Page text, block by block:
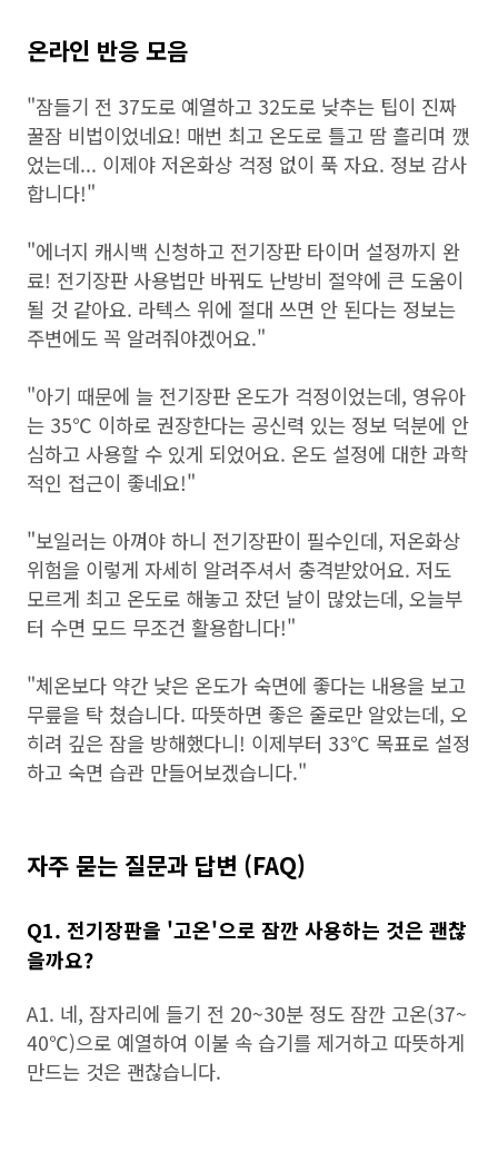
온라인 반응 모음
"잠들기 전 37도로 예열하고 32도로 낮추는 팁이 진짜
꿀잠 비법이었네요! 매번 최고 온도로 틀고 땀 흘리며 깼
었는데... 이제야 저온화상 걱정 없이 푹 자요. 정보 감사
합니다!"
"에너지 캐시백 신청하고 전기장판 타이머 설정까지 완
료! 전기장판 사용법만 바꿔도 난방비 절약에 큰 도움이
될 것 같아요. 라텍스 위에 절대 쓰면 안 된다는 정보는
주변에도 꼭 알려줘야겠어요."
"아기 때문에 늘 전기장판 온도가 걱정이었는데, 영유아
는 35℃ 이하로 권장한다는 공신력 있는 정보 덕분에 안
심하고 사용할 수 있게 되었어요. 온도 설정에 대한 과학
적인 접근이 좋네요!"
"보일러는 아껴야 하니 전기장판이 필수인데, 저온화상
위험을 이렇게 자세히 알려주셔서 충격받았어요. 저도
모르게 최고 온도로 해놓고 잤던 날이 많았는데, 오늘부
터 수면 모드 무조건 활용합니다!"
"체온보다 약간 낮은 온도가 숙면에 좋다는 내용을 보고
무릎을 탁 쳤습니다. 따뜻하면 좋은 줄로만 알았는데, 오
히려 깊은 잠을 방해했다니! 이제부터 33℃ 목표로 설정
하고 숙면 습관 만들어보겠습니다."
자주 묻는 질문과 답변 (FAQ)
Q1. 전기장판을 '고온'으로 잠깐 사용하는 것은 괜찮
을까요?
A1. 네, 잠자리에 들기 전 20~30분 정도 잠깐 고온(37~
40℃)으로 예열하여 이불 속 습기를 제거하고 따뜻하게
만드는 것은 괜찮습니다.